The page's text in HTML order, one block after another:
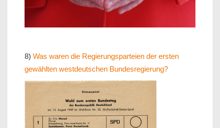
8) Was waren die Regierungsparteien der ersten
gewählten westdeutschen Bundesregierung?